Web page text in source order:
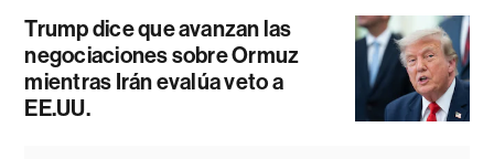
Trump dice que avanzan las
negociaciones sobre Ormuz
mientras Irán evalúa veto a
EE.UU.